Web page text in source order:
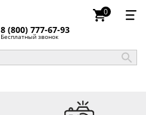
8 (800) 777-67-93
Бесплатный звонок
0